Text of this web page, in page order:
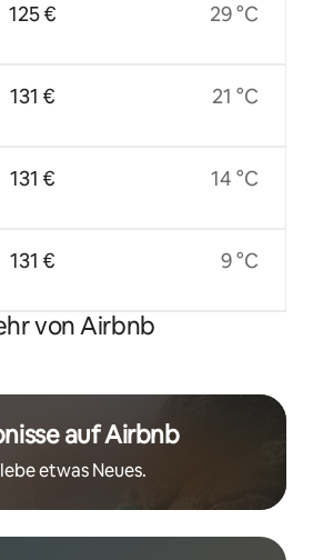
125 €
131 €
131 €
131 €
29 °C
21 °C
14 °C
9 °C
von Airbnb
auf Airbnb
etwas Neues.